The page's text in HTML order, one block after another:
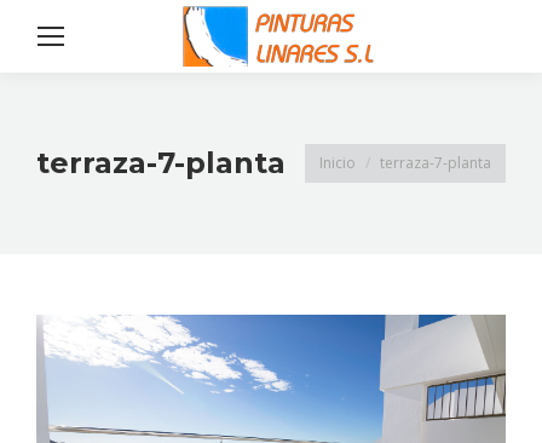
terraza-7-planta Estás aquí:
Inicio terraza-7-planta